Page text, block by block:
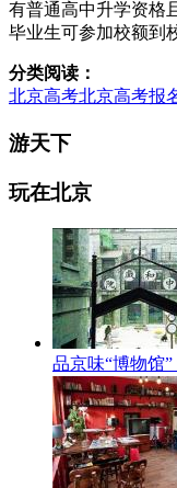
有普通高中升学资格
毕业生可参加校额到
分类阅读：
北京高考北京高考报
游天下
玩在北京
品京味“博物馆”